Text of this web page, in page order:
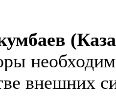
внешних